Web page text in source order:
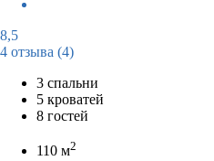
8,5
4 отзыва (4)
3 спальни
5 кроватей
8 гостей
110 м2